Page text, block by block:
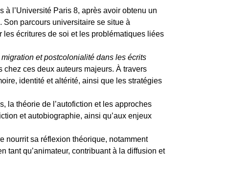
l’Université Paris 8, après avoir obtenu un
Son parcours universitaire se situe à
les écritures de soi et les problématiques liées
et postcolonialité dans les écrits
ces deux auteurs majeurs. À travers
identité et altérité, ainsi que les stratégies
la théorie de l’autofiction et les approches
et autobiographie, ainsi qu’aux enjeux
nourrit sa réflexion théorique, notamment
tant qu’animateur, contribuant à la diffusion et